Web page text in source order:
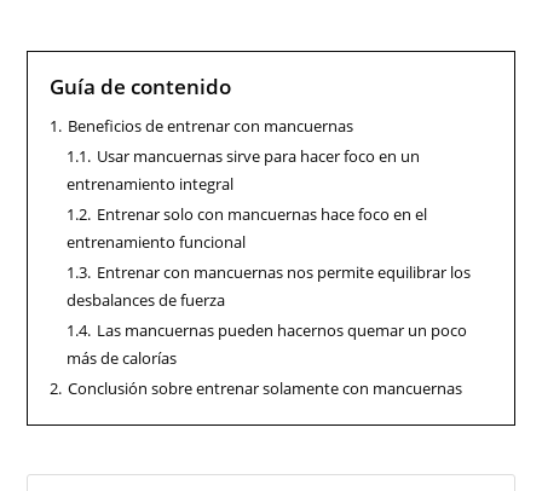
Guía de contenido
1. Beneficios de entrenar con mancuernas
1.1. Usar mancuernas sirve para hacer foco en un
entrenamiento integral
1.2. Entrenar solo con mancuernas hace foco en el
entrenamiento funcional
1.3. Entrenar con mancuernas nos permite equilibrar los
desbalances de fuerza
1.4. Las mancuernas pueden hacernos quemar un poco
más de calorías
2. Conclusión sobre entrenar solamente con mancuernas